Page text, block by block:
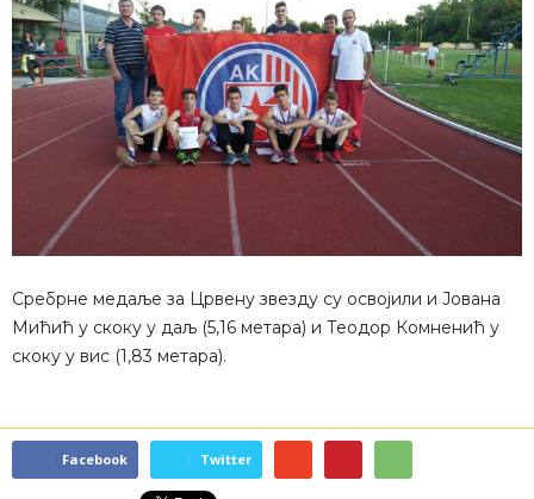
Сребрне медаље за Црвену звезду су освојили и Јована
Мићић у скоку у даљ (5,16 метара) и Теодор Комненић у
скоку у вис (1,83 метара).
Facebook Twitter